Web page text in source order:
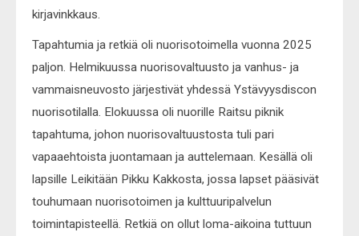
kirjavinkkaus.
Tapahtumia ja retkiä oli nuorisotoimella vuonna 2025
paljon. Helmikuussa nuorisovaltuusto ja vanhus- ja
vammaisneuvosto järjestivät yhdessä Ystävyysdiscon
nuorisotilalla. Elokuussa oli nuorille Raitsu piknik
tapahtuma, johon nuorisovaltuustosta tuli pari
vapaaehtoista juontamaan ja auttelemaan. Kesällä oli
lapsille Leikitään Pikku Kakkosta, jossa lapset pääsivät
touhumaan nuorisotoimen ja kulttuuripalvelun
toimintapisteellä. Retkiä on ollut loma-aikoina tuttuun